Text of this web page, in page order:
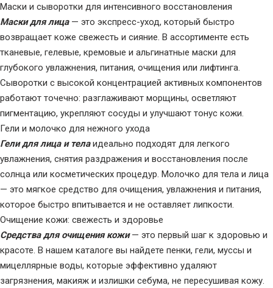
Маски и сыворотки для интенсивного восстановления
Маски для лица — это экспресс-уход, который быстро
возвращает коже свежесть и сияние. В ассортименте есть
тканевые, гелевые, кремовые и альгинатные маски для
глубокого увлажнения, питания, очищения или лифтинга.
Сыворотки с высокой концентрацией активных компонентов
работают точечно: разглаживают морщины, осветляют
пигментацию, укрепляют сосуды и улучшают тонус кожи.
Гели и молочко для нежного ухода
Гели для лица и телаидеально подходят для легкого
увлажнения, снятия раздражения и восстановления после
солнца или косметических процедур. Молочко для тела и лица
— это мягкое средство для очищения, увлажнения и питания,
которое быстро впитывается и не оставляет липкости.
Очищение кожи: свежесть и здоровье
Средства для очищения кожи— это первый шаг к здоровью и
красоте. В нашем каталоге вы найдете пенки, гели, муссы и
мицеллярные воды, которые эффективно удаляют
загрязнения, макияж и излишки себума, не пересушивая кожу.